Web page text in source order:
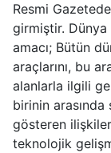
Resmi
girmiştir. Dünya
amacı; Bütün
araçlarını, bu
alanlarla ilgili
birinin
gösteren
teknolojik